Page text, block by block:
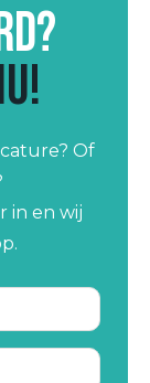
Of
in en wij